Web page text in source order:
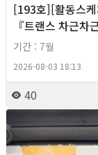
[193호][활동스
『트랜스 차근차
기간 : 7월
2026-08-03 18:13
40